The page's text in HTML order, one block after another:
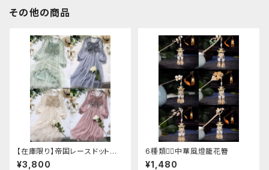
その他の商品
【在庫限り】帝国レースドットワ
ンピース
¥3,800
6種類❁⃘中華風燈籠花簪
¥1,480